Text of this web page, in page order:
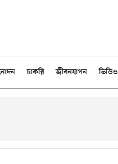
চাকরি জীবনযাপন ভিডিও